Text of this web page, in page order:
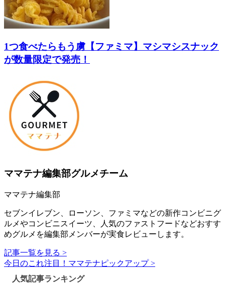
1つ食べたらもう虜【ファミマ】マシマシスナック
が数量限定で発売！
ママテナ編集部グルメチーム
ママテナ編集部
セブンイレブン、ローソン、ファミマなどの新作コンビニグ
ルメやコンビニスイーツ、人気のファストフードなどおすす
めグルメを編集部メンバーが実食レビューします。
記事一覧を見る >
今日のこれ注目！ママテナピックアップ >
人気記事ランキング